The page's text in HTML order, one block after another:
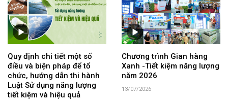
Quy định chi tiết một số
điều và biện pháp để tổ
chức, hướng dẫn thi hành
Luật Sử dụng năng lượng
tiết kiệm và hiệu quả
Chương trình Gian hàng
Xanh -Tiết kiệm năng lượng
năm 2026
13/07/2026